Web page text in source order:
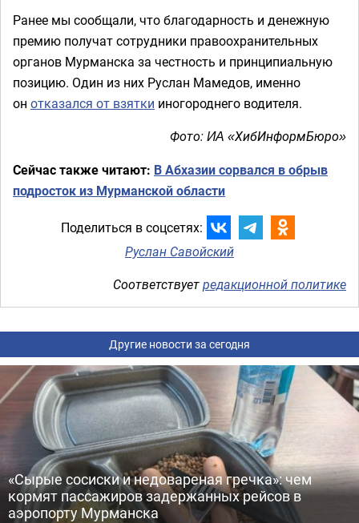
Ранее мы сообщали, что благодарность и денежную
премию получат сотрудники правоохранительных
органов Мурманска за честность и принципиальную
позицию. Один из них Руслан Мамедов, именно
он отказался от взятки иногороднего водителя.
Фото: ИА «ХибИнформБюро»
Сейчас также читают: В Абхазии сорвался в обрыв
подросток из Мурманской области
Поделиться в соцсетях:
Руслан Савойский
Соответствуетредакционной политике
Другие новости за сегодня
«Сырые сосиски и недовареная гречка»: чем
кормят пассажиров задержанных рейсов в
аэропорту Мурманска